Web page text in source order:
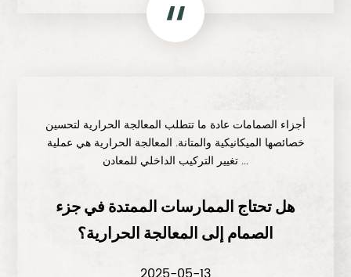
أجزاء الصمامات عادة ما تتطلب المعالجة الحرارية لتحسين
خصائصها الميكانيكية والمتانة. المعالجة الحرارية هي عملية
تغيير التركيب الداخلي للمعادن ...
هل تحتاج الممارسات الممتدة في جزء
الصمام إلى المعالجة الحرارية؟